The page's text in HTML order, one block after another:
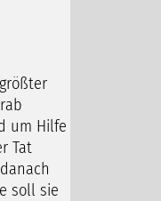
um Hilfe
Tat
soll sie